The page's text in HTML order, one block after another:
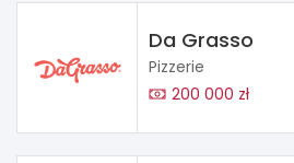
Da Grasso
Pizzerie
200 000 zł